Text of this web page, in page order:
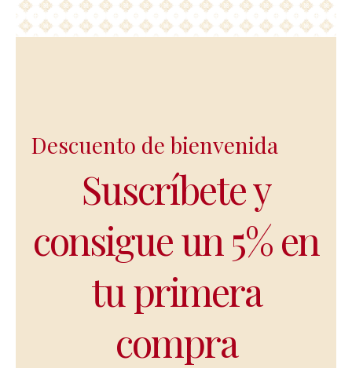
Descuento de bienvenida
Suscríbete y
consigue un 5% en
tu primera
compra